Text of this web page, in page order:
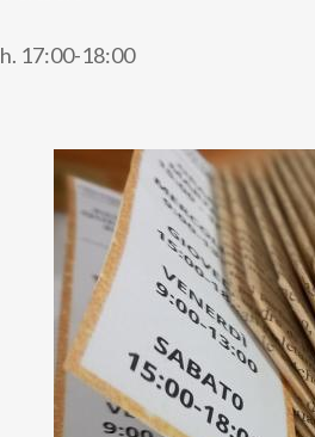
h. 17:00-18:00